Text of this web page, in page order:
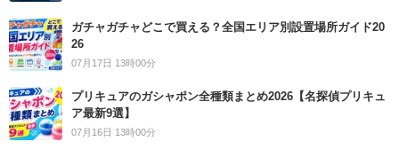
ガチャガチャどこで買える？全国エリア別設置場所ガイド20
26
07月17日 13時00分
プリキュアのガシャポン全種類まとめ2026【名探偵プリキュ
ア最新9選】
07月16日 13時00分